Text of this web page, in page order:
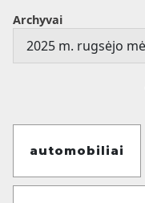
Archyvai
automobiliai